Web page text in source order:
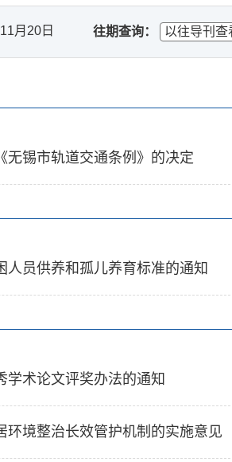
月20日 往期查询：
无锡市轨道交通条例》的决定
员供养和孤儿养育标准的通知
学术论文评奖办法的通知
环境整治长效管护机制的实施意见